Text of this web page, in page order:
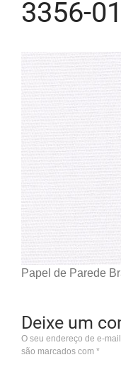
3356-01
Papel de Parede
Deixe um
O seu endereço de e-
são marcados com *